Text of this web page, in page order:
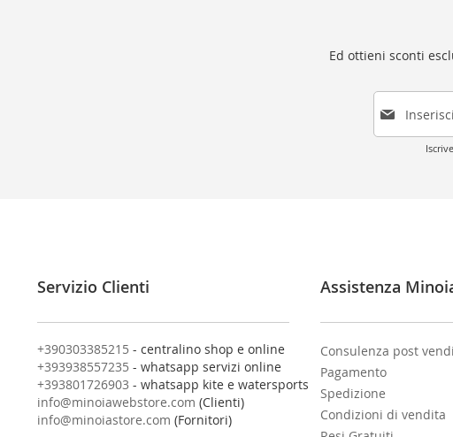
Ed ottieni sconti
I
c
l
n
o
s
t
r
a
Servizio Clienti
+390303385215 - centralino shop e online
+393938557235 - whatsapp servizi online
+393801726903 - whatsapp kite e watersports
info@minoiawebstore.com (Clienti)
info@minoiastore.com (Fornitori)
Assistenza
Consulenza post
Pagamento
Spedizione
Condizioni di vendita